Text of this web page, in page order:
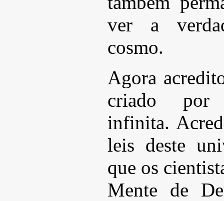
ver a
cosmo.
Agora
criado por
infinita.
leis deste
que os
Mente de